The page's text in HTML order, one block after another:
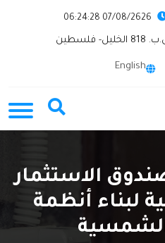
English
الاستثمار
لبناء أنظمة